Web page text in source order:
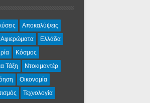
Αποκαλύψεις
Αφιερώματα
Ελλάδα
Κόσμος
Τάξη
Ντοκιμαντέρ
Οικονομία
Τεχνολογία